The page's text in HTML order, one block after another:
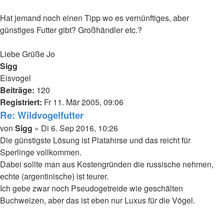
Hat jemand noch einen Tipp wo es vernünftiges, aber
günstiges Futter gibt? Großhändler etc.?
Liebe Grüße Jo
Nach
oben
Sigg
Eisvogel
Beiträge: 120
Registriert: Fr 11. Mär 2005, 09:06
Re: Wildvogelfutter
Beitrag
von Sigg » Di 6. Sep 2016, 10:26
Die günstigste Lösung ist Platahirse und das reicht für
Sperlinge vollkommen.
Dabei sollte man aus Kostengründen die russische nehmen,
echte (argentinische) ist teurer.
Ich gebe zwar noch Pseudogetreide wie geschälten
Buchweizen, aber das ist eben nur Luxus für die Vögel.